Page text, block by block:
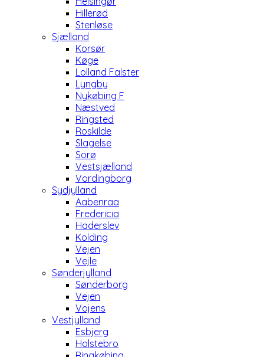
Hillerød
Stenløse
Sjælland
Korsør
Køge
Lolland Falster
Lyngby
Nykøbing F
Næstved
Ringsted
Roskilde
Slagelse
Sorø
Vestsjælland
Vordingborg
Sydjylland
Aabenraa
Fredericia
Haderslev
Kolding
Vejen
Vejle
Sønderjylland
Sønderborg
Vejen
Vojens
Vestjylland
Esbjerg
Holstebro